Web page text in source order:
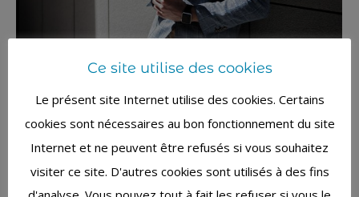
Et si votre image était l’une des
clefs de votre réussite ?
Coaching en image Parchristine 30 août 2017
Vous faites partie de ceux qui ne comprennent
pas l’intérêt de se mettre en valeur ou qui
Ce site utilise des cookies
Le présent site Internet utilise des cookies. Certains
cookies sont nécessaires au bon fonctionnement du site
Internet et ne peuvent être refusés si vous souhaitez
visiter ce site. D'autres cookies sont utilisés à des fins